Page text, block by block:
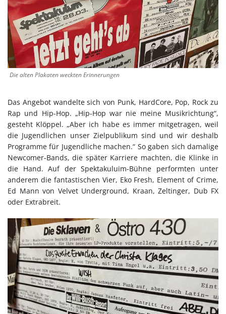
Die alten Plakaten weckten Erinnerungen
Das Angebot wandelte sich von Punk, HardCore, Pop, Rock zu
Rap und Hip-Hop. „Hip-Hop war nie meine Musikrichtung“,
gesteht Klöppel. „Aber ich habe es immer mitgetragen, weil
die Jugendlichen unser Zielpublikum sind und wir deshalb
Programme für Jugendliche machen.“ So gaben sich damalige
Newcomer-Bands, die später Karriere machten, die Klinke in
die Hand. Auf der Spektakuluim-Bühne performten unter
anderem die fantastischen Vier, Eko Fresh, Element of Crime,
Ed Mann von Velvet Underground, Kraan, Zeltinger, Dub FX
oder Extrabreit.